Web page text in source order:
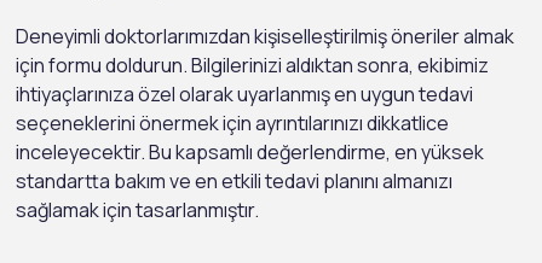
Deneyimli doktorlarımızdan kişiselleştirilmiş öneriler almak
için formu doldurun. Bilgilerinizi aldıktan sonra, ekibimiz
ihtiyaçlarınıza özel olarak uyarlanmış en uygun tedavi
seçeneklerini önermek için ayrıntılarınızı dikkatlice
inceleyecektir. Bu kapsamlı değerlendirme, en yüksek
standartta bakım ve en etkili tedavi planını almanızı
sağlamak için tasarlanmıştır.